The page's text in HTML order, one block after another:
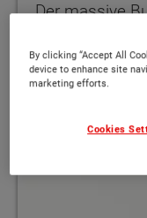
Der massive
By clicking “Accept All
device to enhance site
marketing efforts.
Cookies